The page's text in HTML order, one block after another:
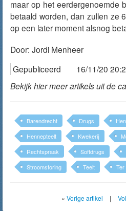
maar op het eerdergenoemde
betaald worden, dan zullen ze
op een later moment alsnog
Door: Jordi Menheer
Gepubliceerd
16/11/20
Bekijk hier meer artikels uit de
Barendrecht Drugs
Hennepteelt
Kwekerij
Rechtspraak
Softdrugs
Stroomstoring
Teelt Ter
« Vorige artikel |